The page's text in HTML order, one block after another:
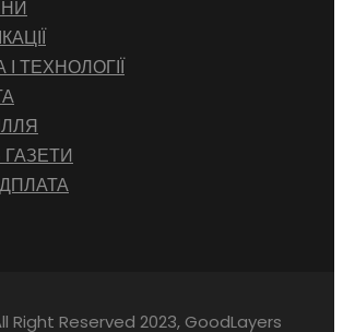
І ТЕХНОЛОГІЇ
ГАЗЕТИ
Right Reserved 2023, GoodLayers